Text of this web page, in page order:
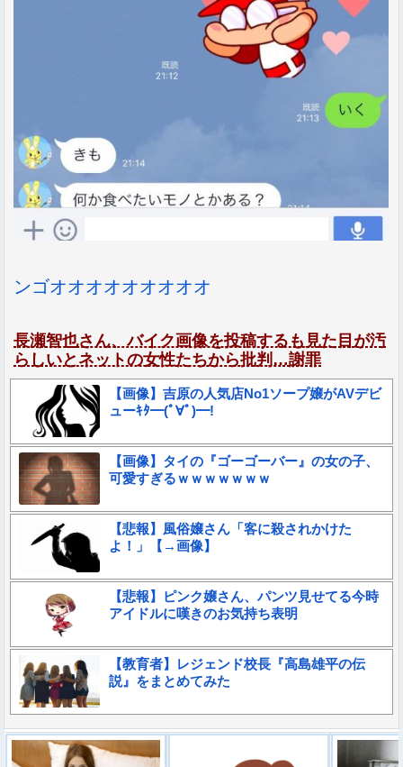
ンゴオオオオオオオオオ
長瀬智也さん、バイク画像を投稿するも見た目が汚
らしいとネットの女性たちから批判…謝罪
【画像】吉原の人気店No1ソープ嬢がAVデビ
ューｷﾀ━(ﾟ∀ﾟ)━!
【画像】タイの『ゴーゴーバー』の女の子、
可愛すぎるｗｗｗｗｗｗｗ
【悲報】風俗嬢さん「客に殺されかけた
よ！」【→画像】
【悲報】ピンク嬢さん、パンツ見せてる今時
アイドルに嘆きのお気持ち表明
【教育者】レジェンド校長『高島雄平の伝
説』をまとめてみた